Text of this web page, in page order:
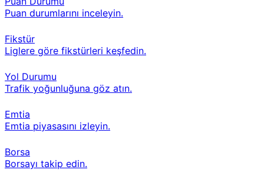
Puan durumlarını inceleyin.
Fikstür
Liglere göre fikstürleri keşfedin.
Yol Durumu
Trafik yoğunluğuna göz atın.
Emtia
Emtia piyasasını izleyin.
Borsa
Borsayı takip edin.